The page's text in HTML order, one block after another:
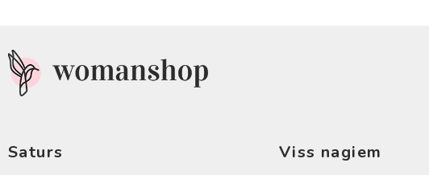
Saturs Viss nagiem